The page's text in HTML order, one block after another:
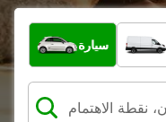
ما نوع المركبة؟
سيارة